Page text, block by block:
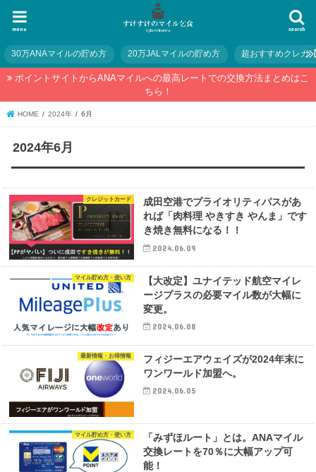
search
menu
30万ANAマイルの貯め方 20万JALマイルの貯め方 超おすすめクレカ
ポイントサイトからANAマイルへの最高レートでの交換方法まとめはこ
ちら！
HOME 2024年 6月
2024年6月
クレジットカード
成田空港でプライオリティパスがあ
れば「肉料理 やきすき やんま」です
き焼き無料になる！！
2024.06.09
マイル貯め方・使い方
【大改定】ユナイテッド航空マイレ
ージプラスの必要マイル数が大幅に
変更。
2024.06.08
最新情報・お得情報
フィジーエアウェイズが2024年末に
ワンワールド加盟へ。
2024.06.05
マイル貯め方・使い方
「みずほルート」とは。ANAマイル
交換レートを70％に大幅アップ可
能！